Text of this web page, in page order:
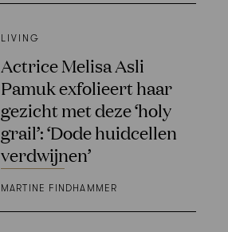
LIVING
Actrice Melisa Asli
Pamuk exfolieert haar
gezicht met deze ‘holy
grail’: ‘Dode huidcellen
verdwijnen’
MARTINE FINDHAMMER